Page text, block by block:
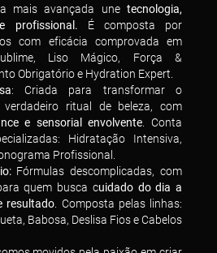
mais avançada unetecnologia,
profissional. É composta por
com eficácia comprovada em
Liso Mágico, Força &
Obrigatório e Hydration Expert.
: Criada para transformar o
ritual de beleza, com
e sensorial envolvente . Conta
Hidratação Intensiva,
Profissional.
Fórmulas descomplicadas, com
quem busca cuidado do dia a
resultado . Composta pelas linhas:
Babosa, Deslisa Fios e Cabelos